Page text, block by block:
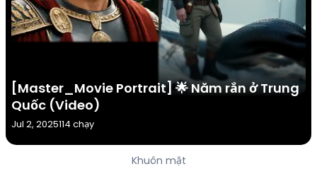
[Master_Movie Portrait] 🌟 Năm rắn ở Trung
Quốc (Video)
Jul 2, 2025114 chạy
Khuôn mặt